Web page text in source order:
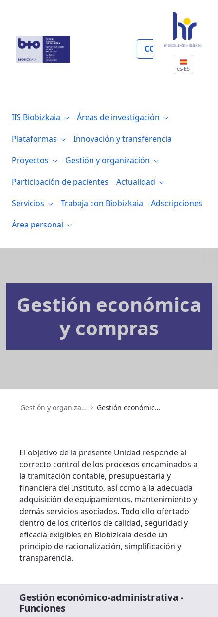
COLABORA
es-ES
IIS Biobizkaia
Áreas de investigación
Plataformas
Innovación y transferencia
Proyectos
Gestión y organización
Participación de pacientes
Actualidad
Servicios
Trabaja con Biobizkaia
Adscripciones
Área personal
Gestión económica
y compras
Gestión y organización Gestión económica y compras
El objetivo de la presente Unidad responde al
correcto control de los procesos encaminados a
la tramitación contable, presupuestaria y
financiera del Instituto, así como a la adecuada
adquisición de equipamientos, mantenimiento y
demás servicios asociados. Todo ello ofertado
dentro de los criterios de calidad, seguridad y
eficacia exigibles en Biobizkaia desde un
principio de racionalización, simplificación y
transparencia.
Gestión económico-administrativa -
Funciones